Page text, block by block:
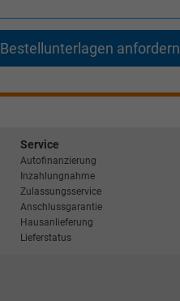
Bestellunterlagen anfordern
Service
Autofinanzierung
Inzahlungnahme
Zulassungsservice
Anschlussgarantie
Hausanlieferung
Lieferstatus